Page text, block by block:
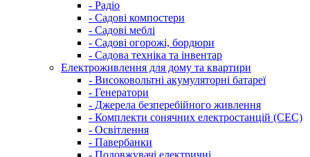
- Радіо
- Садові компостери
- Садові меблі
- Садові огорожі, бордюри
- Садова техніка та інвентар
Електроживлення для дому та квартири
- Високовольтні акумуляторні батареї
- Генератори
- Джерела безперебійного живлення
- Комплекти сонячних електростанцій (СЕС)
- Освітлення
- Павербанки
- Подовжувачі електричні